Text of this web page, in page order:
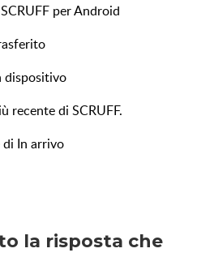
per Android
dispositivo
recente di SCRUFF.
di In arrivo
la risposta che